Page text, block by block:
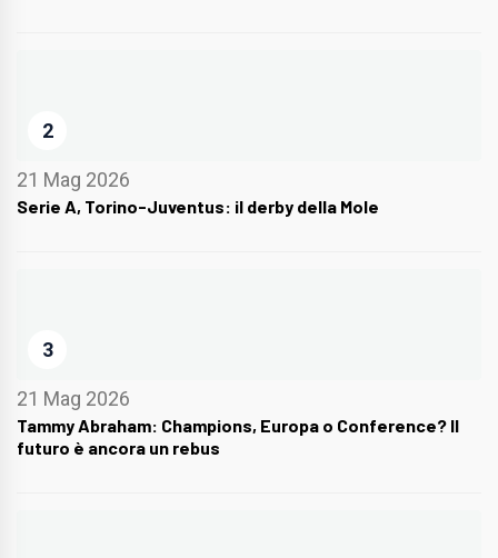
2
21 Mag 2026
Serie A, Torino-Juventus: il derby della Mole
3
21 Mag 2026
Tammy Abraham: Champions, Europa o Conference? Il
futuro è ancora un rebus